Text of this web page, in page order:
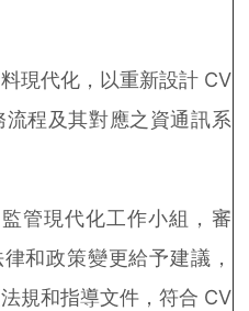
現代化，以重新設計 CV
流程及其對應之資通訊系
管現代化工作小組，審
和政策變更給予建議，
規和指導文件，符合 CV